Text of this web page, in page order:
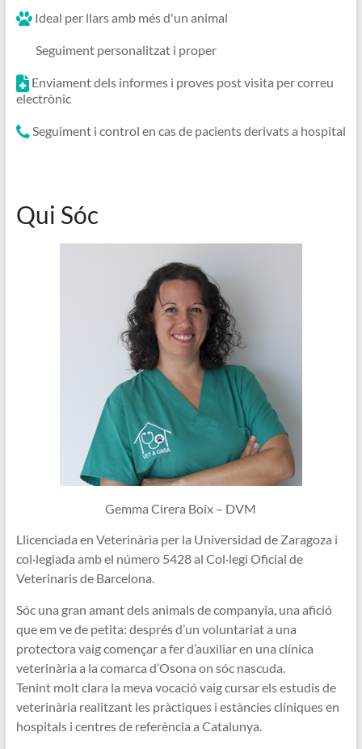
Ideal per llars amb més d'un animal
Seguiment personalitzat i proper
Enviament dels informes i proves post visita per correu
electrònic
Seguiment i control en cas de pacients derivats a hospital
Qui Sóc
Gemma Cirera Boix – DVM
Llicenciada en Veterinària per la Universidad de Zaragoza i
col·legiada amb el número 5428 al Col·legi Oficial de
Veterinaris de Barcelona.
Sóc una gran amant dels animals de companyia, una afició
que em ve de petita: després d’un voluntariat a una
protectora vaig començar a fer d’auxiliar en una clínica
veterinària a la comarca d’Osona on sóc nascuda.
Tenint molt clara la meva vocació vaig cursar els estudis de
veterinària realitzant les pràctiques i estàncies clíniques en
hospitals i centres de referència a Catalunya.